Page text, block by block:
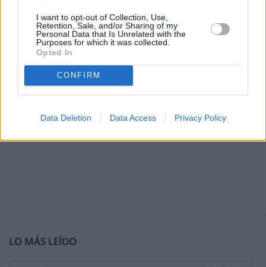
I want to opt-out of Collection, Use,
Retention, Sale, and/or Sharing of my
Personal Data that Is Unrelated with the
Purposes for which it was collected.
Opted In
CONFIRM
Data Deletion Data Access Privacy Policy
LO MÁS LEÍDO